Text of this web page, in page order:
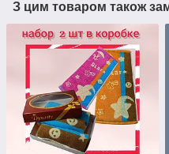
З цим товаром також